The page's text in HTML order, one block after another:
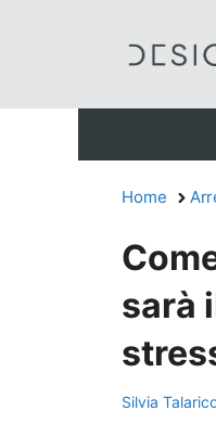
Home
sarà
Silvia